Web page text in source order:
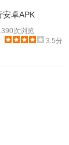
安卓APK
次浏览
3.5分